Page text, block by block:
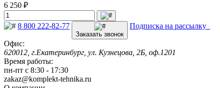
6 250 ₽
8 800 222-82-77
Заказать звонок
Подписка на рассылку
Офис:
620012, г.Екатеринбург, ул. Кузнецова, 2Б, оф.1201
Время работы:
пн-пт с 8:30 - 17:30
zakaz@komplekt-tehnika.ru